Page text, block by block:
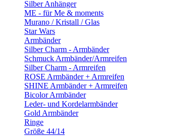
Silber Anhänger
ME - für Me & moments
Murano / Kristall / Glas
Star Wars
Armbänder
Silber Charm - Armbänder
Schmuck Armbänder/Armreifen
Silber Charm - Armreifen
ROSE Armbänder + Armreifen
SHINE Armbänder + Armreifen
Bicolor Armbänder
Leder- und Kordelarmbänder
Gold Armbänder
Ringe
Größe 44/14